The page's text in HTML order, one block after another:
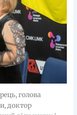
голова
доктор